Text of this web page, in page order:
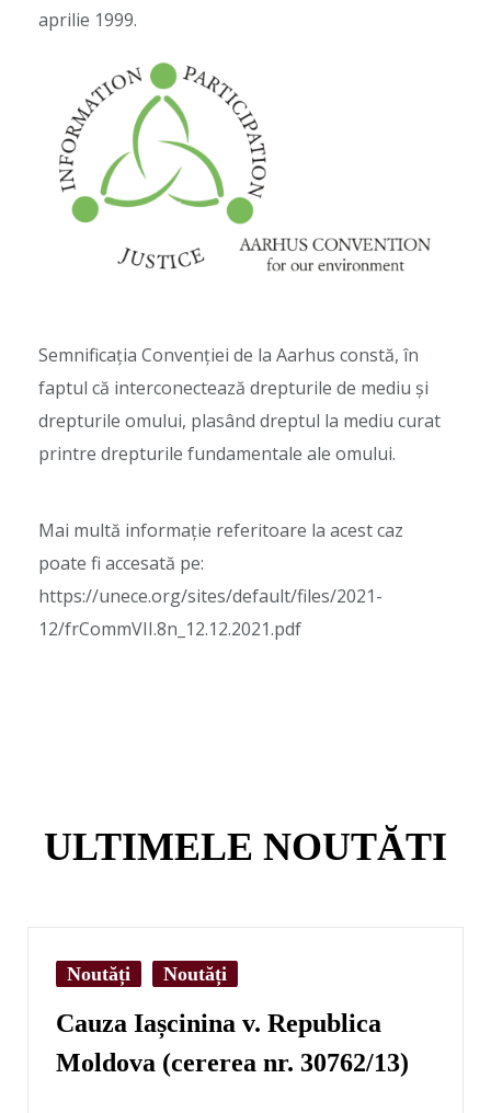
aprilie 1999.
Semnificația Convenției de la Aarhus constă, în
faptul că interconectează drepturile de mediu și
drepturile omului, plasând dreptul la mediu curat
printre drepturile fundamentale ale omului.
Mai multă informație referitoare la acest caz
poate fi accesată pe:
https://unece.org/sites/default/files/2021-
12/frCommVII.8n_12.12.2021.pdf
ULTIMELE NOUTĂTI
Noutăți Noutăți
Cauza Iașcinina v. Republica
Moldova (cererea nr. 30762/13)